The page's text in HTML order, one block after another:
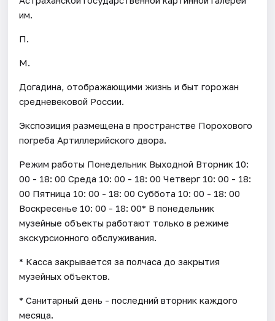
им.
П.
М.
Догадина, отображающими жизнь и быт горожан
средневековой России.
Экспозиция размещена в пространстве Порохового
погреба Артиллерийского двора.
Режим работы Понедельник Выходной Вторник 10:
00 - 18: 00 Среда 10: 00 - 18: 00 Четверг 10: 00 - 18:
00 Пятница 10: 00 - 18: 00 Суббота 10: 00 - 18: 00
Воскресенье 10: 00 - 18: 00* В понедельник
музейные объекты работают только в режиме
экскурсионного обслуживания.
* Касса закрывается за полчаса до закрытия
музейных объектов.
* Санитарный день - последний вторник каждого
месяца.